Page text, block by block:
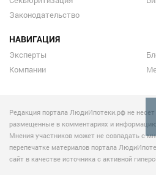
Законодательство
НАВИГАЦИЯ
Эксперты
Компании
Редакция портала ЛюдиИпотеки.рф не несет
размещенные в комментариях и
Мнения участников может не совпадать с
перепечатке материалов портала
сайт в качестве источника с активной